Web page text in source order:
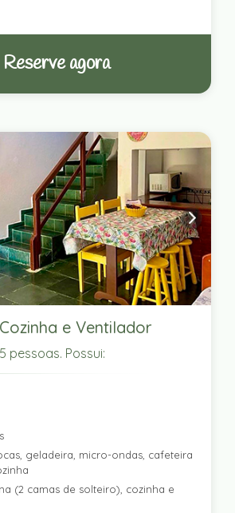
Reserve agora
e Ventilador
pessoas. Possui:
geladeira, micro-ondas, cafeteira
(2 camas de solteiro), cozinha e